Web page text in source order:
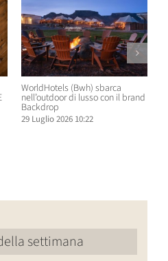
WorldHotels (Bwh) sbarca
nell’outdoor di lusso con il brand
Backdrop
29 Luglio 2026 10:22
settimana